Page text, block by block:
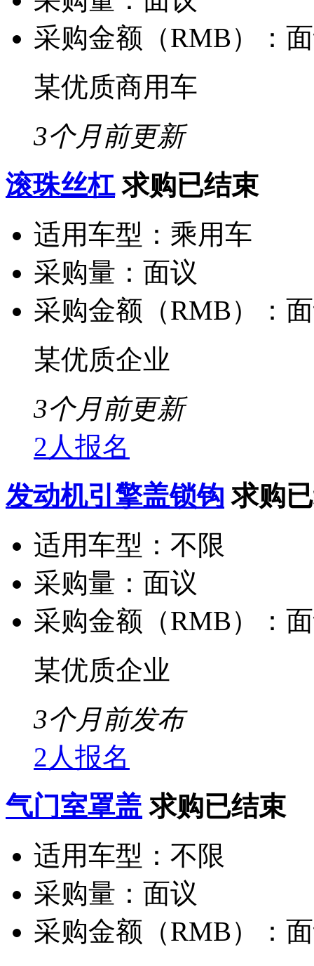
采购金额（RMB）：
某优质商用车
3个月前更新
滚珠丝杠 求购已结束
适用车型： 乘用车
采购量： 面议
采购金额（RMB）：
某优质企业
3个月前更新
2人报名
发动机引擎盖锁钩 求购
适用车型： 不限
采购量： 面议
采购金额（RMB）：
某优质企业
3个月前发布
2人报名
气门室罩盖 求购已结束
适用车型： 不限
采购量： 面议
采购金额（RMB）：